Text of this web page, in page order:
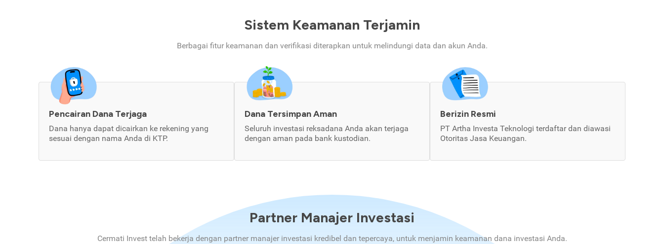
Sistem Keamanan Terjamin
Berbagai fitur keamanan dan verifikasi diterapkan untuk melindungi data dan akun Anda.
Pencairan Dana Terjaga
Dana hanya dapat dicairkan ke rekening yang
sesuai dengan nama Anda di KTP.
Dana Tersimpan Aman
Seluruh investasi reksadana Anda akan terjaga
dengan aman pada bank kustodian.
Berizin Resmi
PT Artha Investa Teknologi terdaftar dan diawasi
Otoritas Jasa Keuangan.
Partner Manajer Investasi
Cermati Invest telah bekerja dengan partner manajer investasi kredibel dan tepercaya, untuk menjamin keamanan dana investasi Anda.